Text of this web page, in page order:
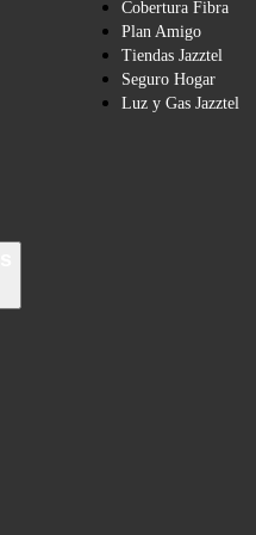
Cobertura Fibra
Plan Amigo
Tiendas Jazztel
Seguro Hogar
Luz y Gas Jazztel